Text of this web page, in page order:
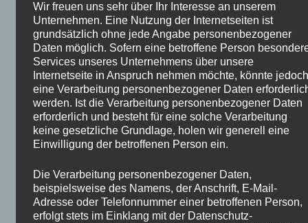
Schulden ist eine schlechte Sache, aber man muss
vorsichtig sein mit es. In Deutschland, ein Haus zu
kaufen mit Schulden und mieten Sie ist sehr
lukrativ. Und in dem moment, mit Zinsen nahe null,
es ist fast ein no-brainer. Aber Sie haben zu
berücksichtigen, dass sich die Zeiten ändern. Die
Zinsen erhöhen wird, irgendwann.
Was ist, wenn Sie finden niemand, der will, Ihr
trotzdem werden Sie haben, um die Hypothek zu
bezahlen. Das könnte dazu führen Sie ärger. Mehr,
wenn Sie Ihren job verlieren. Dann müssen Sie
Wir freuen uns sehr über Ihr Interesse an unserem
Unternehmen. Eine Nutzung der Internetseiten ist
grundsätzlich ohne jede Angabe personenbezogener
Daten möglich. Sofern eine betroffene Person
Services unseres Unternehmens über unsere
Internetseite in Anspruch nehmen möchte, könnte jedoch
eine Verarbeitung personenbezogener Daten
werden. Ist die Verarbeitung personenbezogener Daten
erforderlich und besteht für eine solche Verarbeitung
keine gesetzliche Grundlage, holen wir generell eine
Einwilligung der betroffenen Person ein.
Die Verarbeitung personenbezogener Daten,
beispielsweise des Namens, der Anschrift, E-Mail-
Adresse oder Telefonnummer einer betroffenen Person,
erfolgt stets im Einklang mit der Datenschutz-